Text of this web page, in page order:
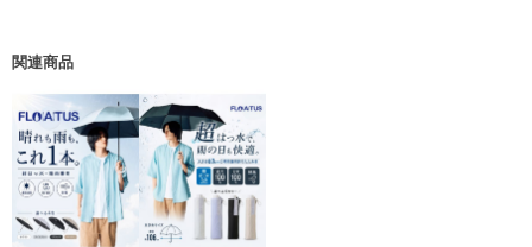
関連商品